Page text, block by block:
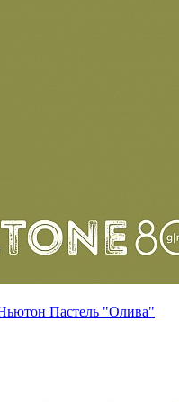
Пастель "Олива"